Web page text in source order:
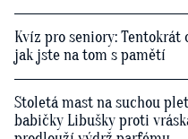
Kvíz pro seniory:
jak jste na tom s pamětí
Stoletá mast na suchou
babičky Libušky proti